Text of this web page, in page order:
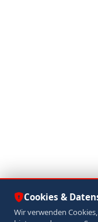
Cookies &
Wir verwenden